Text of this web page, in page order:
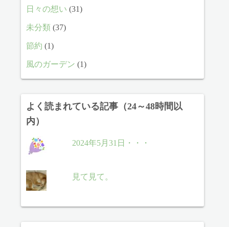
日々の想い (31)
未分類 (37)
節約 (1)
風のガーデン (1)
よく読まれている記事（24～48時間以
内）
2024年5月31日・・・
見て見て。